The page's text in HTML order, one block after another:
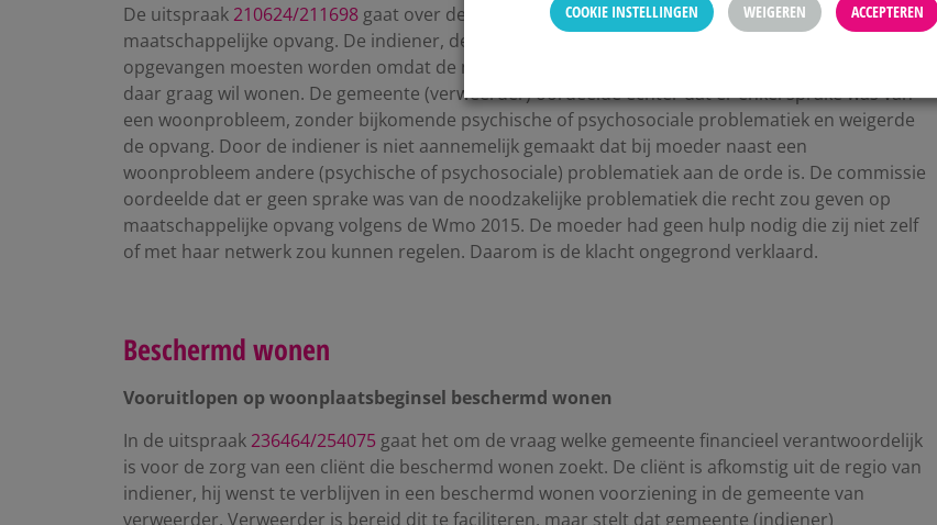
De uitspraak210624/211698 gaat over de vraag of een moeder en haar dochter recht hebben op
maatschappelijke opvang. De indiener, de GGD (naam), stelde dat de moeder en dochter
opgevangen moesten worden omdat de moeder in de regio (X) een steunend netwerk heeft en
daar graag wil wonen. De gemeente (verweerder) oordeelde echter dat er enkel sprake was van
een woonprobleem, zonder bijkomende psychische of psychosociale problematiek en weigerde
de opvang. Door de indiener is niet aannemelijk gemaakt dat bij moeder naast een
woonprobleem andere (psychische of psychosociale) problematiek aan de orde is. De commissie
oordeelde dat er geen sprake was van de noodzakelijke problematiek die recht zou geven op
maatschappelijke opvang volgens de Wmo 2015. De moeder had geen hulp nodig die zij niet zelf
of met haar netwerk zou kunnen regelen. Daarom is de klacht ongegrond verklaard.
Beschermd wonen
Vooruitlopen op woonplaatsbeginsel beschermd wonen
In de uitspraak236464/254075 gaat het om de vraag welke gemeente financieel verantwoordelijk
is voor de zorg van een cliënt die beschermd wonen zoekt. De cliënt is afkomstig uit de regio van
indiener, hij wenst te verblijven in een beschermd wonen voorziening in de gemeente van
verweerder. Verweerder is bereid dit te faciliteren, maar stelt dat gemeente (indiener)
COOKIE INSTELLINGEN WEIGEREN ACCEPTEREN